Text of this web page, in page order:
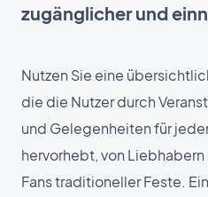
zugänglicher und
Nutzen Sie eine
die die Nutzer durch
und Gelegenheiten für
hervorhebt, von
Fans traditioneller Feste.